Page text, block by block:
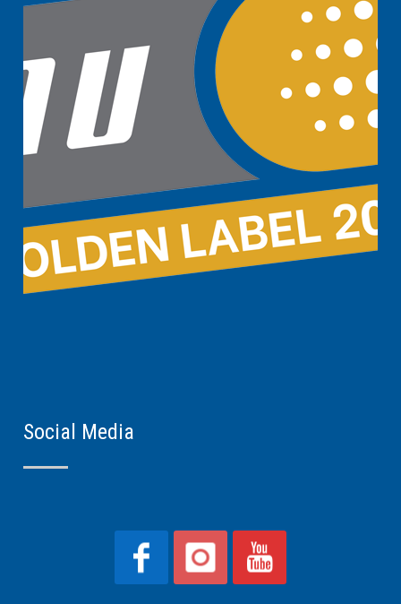
Social Media